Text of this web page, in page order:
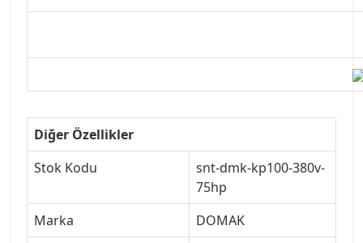
Diğer Özellikler
Stok Kodu
snt-dmk-kp100-380v-
75hp
Marka
DOMAK